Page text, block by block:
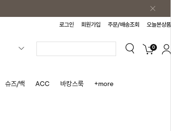
로그인 회원가입 주문/배송조회 오늘본상품
0
슈즈/백 ACC 바캉스룩 +more